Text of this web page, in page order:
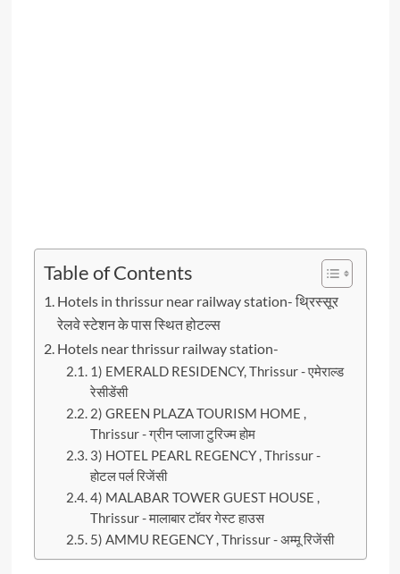
Table of Contents
Hotels in thrissur near railway station- थ्रिस्सूर
रेलवे स्टेशन के पास स्थित होटल्स
Hotels near thrissur railway station-
1) EMERALD RESIDENCY, Thrissur - एमेराल्ड
रेसीडेंसी
2) GREEN PLAZA TOURISM HOME ,
Thrissur - ग्रीन प्लाजा टुरिज्म होम
3) HOTEL PEARL REGENCY , Thrissur -
होटल पर्ल रिजेंसी
4) MALABAR TOWER GUEST HOUSE ,
Thrissur - मालाबार टॉवर गेस्ट हाउस
5) AMMU REGENCY , Thrissur - अम्मू रिजेंसी